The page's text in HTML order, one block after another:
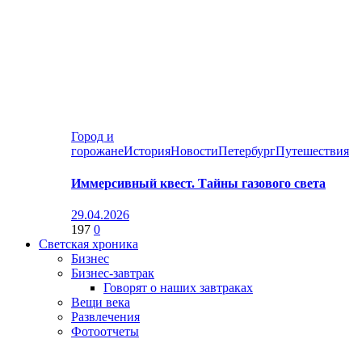
Город и
горожанеИсторияНовостиПетербургПутешествия
Иммерсивный квест. Тайны газового света
29.04.2026
197 0
Светская хроника
Бизнес
Бизнес-завтрак
Говорят о наших завтраках
Вещи века
Развлечения
Фотоотчеты